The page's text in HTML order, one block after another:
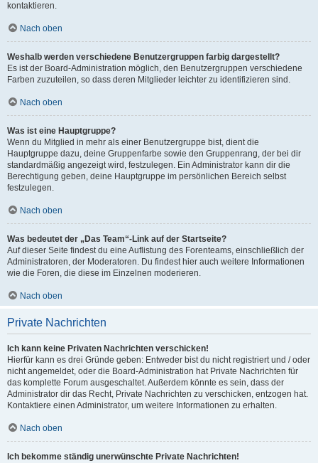
kontaktieren.
Nach oben
Weshalb werden verschiedene Benutzergruppen farbig dargestellt?
Es ist der Board-Administration möglich, den Benutzergruppen verschiedene
Farben zuzuteilen, so dass deren Mitglieder leichter zu identifizieren sind.
Nach oben
Was ist eine Hauptgruppe?
Wenn du Mitglied in mehr als einer Benutzergruppe bist, dient die
Hauptgruppe dazu, deine Gruppenfarbe sowie den Gruppenrang, der bei dir
standardmäßig angezeigt wird, festzulegen. Ein Administrator kann dir die
Berechtigung geben, deine Hauptgruppe im persönlichen Bereich selbst
festzulegen.
Nach oben
Was bedeutet der „Das Team“-Link auf der Startseite?
Auf dieser Seite findest du eine Auflistung des Forenteams, einschließlich der
Administratoren, der Moderatoren. Du findest hier auch weitere Informationen
wie die Foren, die diese im Einzelnen moderieren.
Nach oben
Private Nachrichten
Ich kann keine Privaten Nachrichten verschicken!
Hierfür kann es drei Gründe geben: Entweder bist du nicht registriert und / oder
nicht angemeldet, oder die Board-Administration hat Private Nachrichten für
das komplette Forum ausgeschaltet. Außerdem könnte es sein, dass der
Administrator dir das Recht, Private Nachrichten zu verschicken, entzogen hat.
Kontaktiere einen Administrator, um weitere Informationen zu erhalten.
Nach oben
Ich bekomme ständig unerwünschte Private Nachrichten!